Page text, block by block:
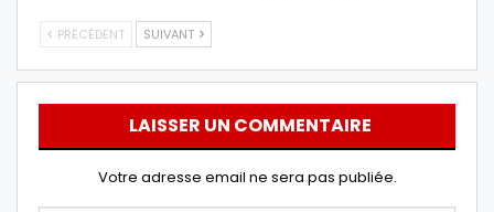
PRÉCÉDENT SUIVANT
LAISSER UN COMMENTAIRE
Votre adresse email ne sera pas publiée.